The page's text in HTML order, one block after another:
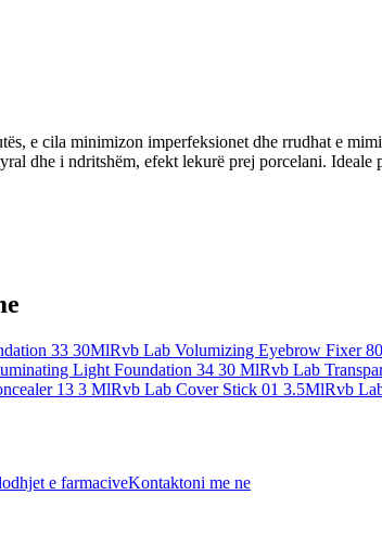
e cila minimizon imperfeksionet dhe rrudhat e
dhe i ndritshëm, efekt lekurë prej porcelani. Ideale
33 30MlRvb Lab Volumizing Eyebrow Fixer
Light Foundation 34 30 MlRvb Lab
13 3 MlRvb Lab Cover Stick 01 3.5MlRvb
e farmaciveKontaktoni me ne